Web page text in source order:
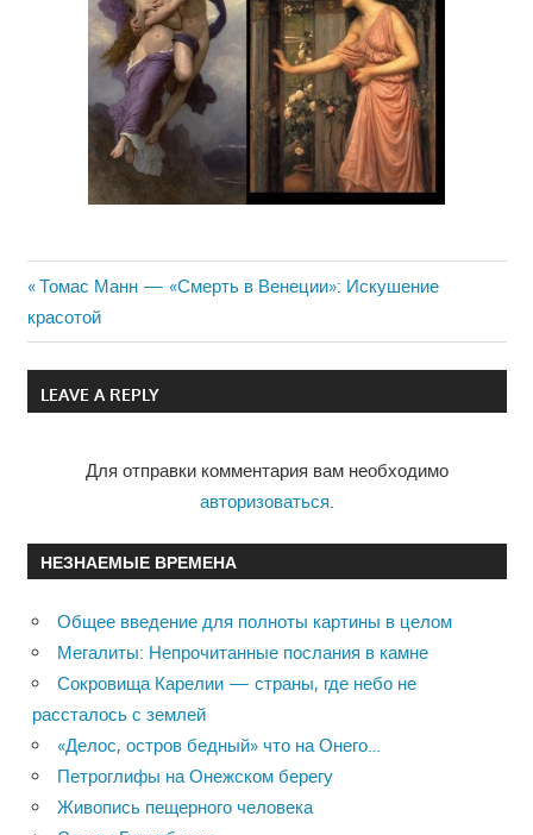
Навигация
по
записям
Previous
Post:
Томас Манн — «Смерть в Венеции»: Искушение
красотой
LEAVE A REPLY
Для отправки комментария вам необходимо
авторизоваться
НЕЗНАЕМЫЕ ВРЕМЕНА
Общее введение для полноты картины в целом
Мегалиты: Непрочитанные послания в камне
Сокровища Карелии — страны, где небо не
рассталось с землей
«Делос, остров бедный» что на Онего…
Петроглифы на Онежском берегу
Живопись пещерного человека